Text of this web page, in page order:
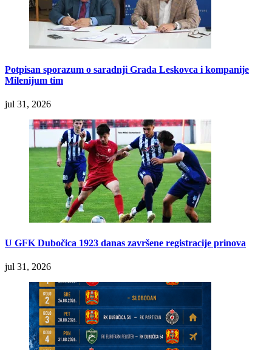
Potpisan sporazum o saradnji Grada Leskovca i kompanije
Milenijum tim
jul 31, 2026
U GFK Dubočica 1923 danas završene registracije prinova
jul 31, 2026